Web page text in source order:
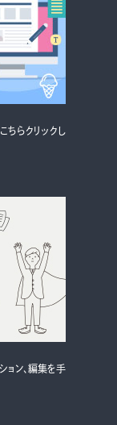
ちらクリックし
ョン、編集を手